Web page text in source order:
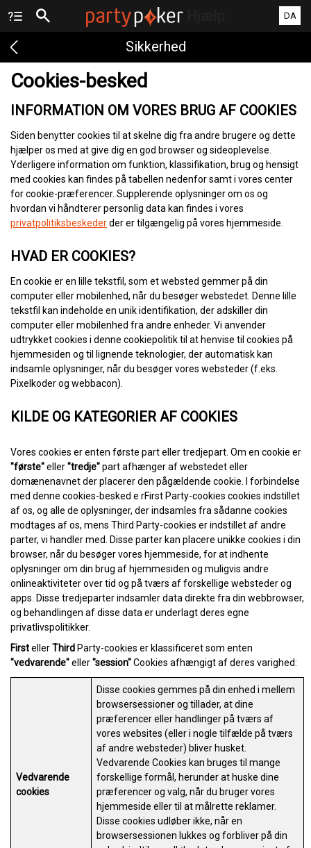
DA
Sikkerhed
Cookies-besked
INFORMATION OM VORES BRUG AF COOKIES
Siden benytter cookies til at skelne dig fra andre brugere og dette
hjælper os med at give dig en god browser og sideoplevelse.
Yderligere information om funktion, klassifikation, brug og hensigt
med cookies kan findes på tabellen nedenfor samt i vores center
for cookie-præferencer. Supplerende oplysninger om os og
hvordan vi håndterer personlig data kan findes i vores
privatpolitiksbeskederder er tilgængelig på vores hjemmeside.
HVAD ER COOKIES?
En cookie er en lille tekstfil, som et websted gemmer på din
computer eller mobilenhed, når du besøger webstedet. Denne lille
tekstfil kan indeholde en unik identifikation, der adskiller din
computer eller mobilenhed fra andre enheder. Vi anvender
udtrykket cookies i denne cookiepolitik til at henvise til cookies på
hjemmesiden og til lignende teknologier, der automatisk kan
indsamle oplysninger, når du besøger vores websteder (f.eks.
Pixelkoder og webbacon).
KILDE OG KATEGORIER AF COOKIES
Vores cookies er enten første part eller tredjepart. Om en cookie er
"første"eller"tredje"part afhænger af webstedet eller
domænenavnet der placerer den pågældende cookie. I forbindelse
med denne cookies-besked e rFirst Party-cookies cookies indstillet
af os, og alle de oplysninger, der indsamles fra sådanne cookies
modtages af os, mens Third Party-cookies er indstillet af andre
parter, vi handler med. Disse parter kan placere unikke cookies i din
browser, når du besøger vores hjemmeside, for at indhente
oplysninger om din brug af hjemmesiden og muligvis andre
onlineaktiviteter over tid og på tværs af forskellige websteder og
apps. Disse tredjeparter indsamler data direkte fra din webbrowser,
og behandlingen af disse data er underlagt deres egne
privatlivspolitikker.
FirstellerThird Party-cookies er klassificeret som enten
"vedvarende"eller"session"Cookies afhængigt af deres varighed:
Vedvarende
cookies
Disse cookies gemmes på din enhed i mellem
browsersessioner og tillader, at dine
præferencer eller handlinger på tværs af
vores websites (eller i nogle tilfælde på tværs
af andre websteder) bliver husket.
Vedvarende Cookies kan bruges til mange
forskellige formål, herunder at huske dine
præferencer og valg, når du bruger vores
hjemmeside eller til at målrette reklamer.
Disse cookies udløber ikke, når en
browsersessionen lukkes og forbliver på din